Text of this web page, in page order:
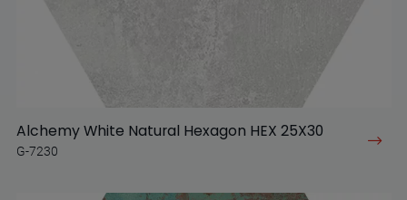
Alchemy White Natural Hexagon HEX 25X30
G-7230